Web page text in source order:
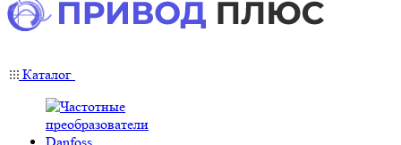
Каталог